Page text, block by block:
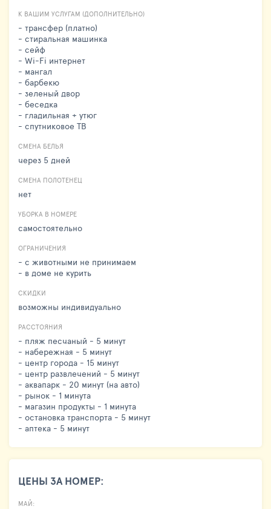
К ВАШИМ УСЛУГАМ (ДОПОЛНИТЕЛЬНО)
- трансфер (платно)
- стиральная машинка
- сейф
- Wi-Fi интернет
- мангал
- барбекю
- зеленый двор
- беседка
- гладильная + утюг
- спутниковое ТВ
СМЕНА БЕЛЬЯ
через 5 дней
СМЕНА ПОЛОТЕНЕЦ
нет
УБОРКА В НОМЕРЕ
самостоятельно
ОГРАНИЧЕНИЯ
- с животными не принимаем
- в доме не курить
СКИДКИ
возможны индивидуально
РАССТОЯНИЯ
- пляж песчаный - 5 минут
- набережная - 5 минут
- центр города - 15 минут
- центр развлечений - 5 минут
- аквапарк - 20 минут (на авто)
- рынок - 1 минута
- магазин продукты - 1 минута
- остановка транспорта - 5 минут
- аптека - 5 минут
ЦЕНЫ ЗА НОМЕР:
МАЙ: